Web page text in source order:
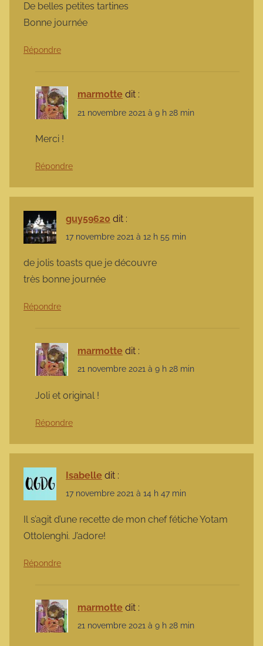
De belles petites tartines
Bonne journée
Répondre
marmotte dit :
21 novembre 2021 à 9 h 28 min
Merci !
Répondre
guy59620 dit :
17 novembre 2021 à 12 h 55 min
de jolis toasts que je découvre
très bonne journée
Répondre
marmotte dit :
21 novembre 2021 à 9 h 28 min
Joli et original !
Répondre
Isabelle dit :
17 novembre 2021 à 14 h 47 min
Il s’agit d’une recette de mon chef fétiche Yotam
Ottolenghi. J’adore!
Répondre
marmotte dit :
21 novembre 2021 à 9 h 28 min